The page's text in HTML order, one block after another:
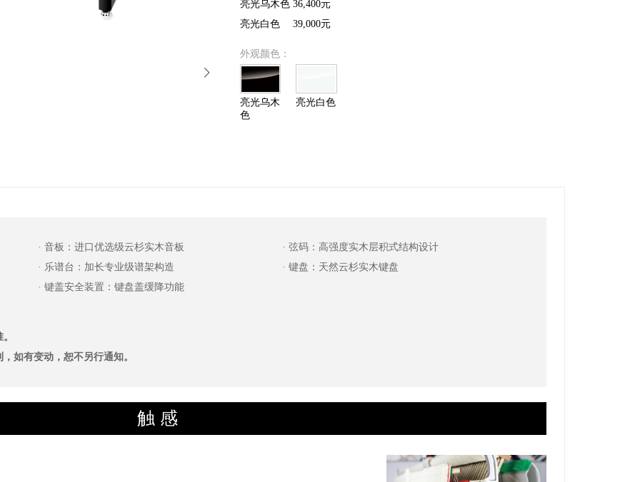
亮光乌木色 36,400元
亮光白色 39,000元
外观颜色：
亮光乌木
色
亮光白色
· 音板：进口优选级云杉实木音板
· 弦码：高强度实木层积式结构设计
· 乐谱台：加长专业级谱架构造
· 键盘：天然云杉实木键盘
· 键盖安全装置：键盘盖缓降功能
如有变动，恕不另行通知。
触感